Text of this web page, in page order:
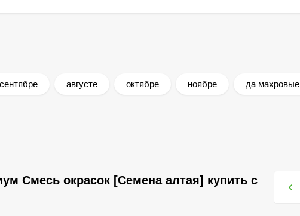
сентябре августе октябре ноябре да махровые
Смесь окрасок [Семена алтая] купить с